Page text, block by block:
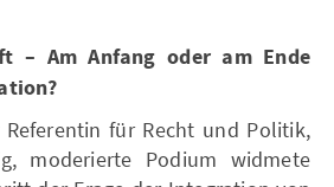
– Am Anfang oder am Ende
für Recht und Politik,
moderierte Podium widmete